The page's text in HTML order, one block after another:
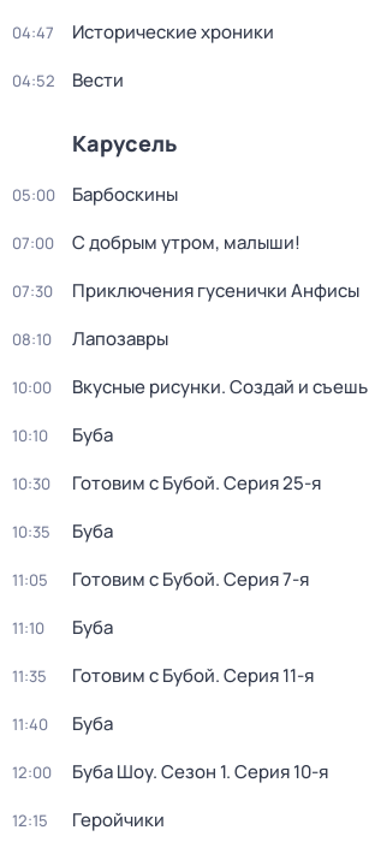
04:47 Исторические хроники
04:52 Вести
Карусель
05:00 Барбоскины
07:00 С добрым утром, малыши!
07:30 Приключения гусенички Анфисы
08:10 Лапозавры
10:00 Вкусные рисунки. Создай и съешь
10:10 Буба
10:30 Готовим с Бубой. Серия 25-я
10:35 Буба
11:05 Готовим с Бубой. Серия 7-я
11:10 Буба
11:35 Готовим с Бубой. Серия 11-я
11:40 Буба
12:00 Буба Шоу. Сезон 1. Серия 10-я
12:15 Геройчики